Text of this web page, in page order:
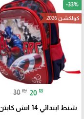
-33%
كولكشن 2026
30 ₪ 20 ₪
شنط ابتدائي 14 انش كابتن افنجر